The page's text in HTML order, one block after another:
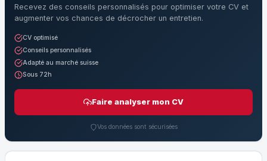
Recevez des conseils personnalisés pour optimiser votre CV et
augmenter vos chances de décrocher un entretien.
CV optimisé
Conseils personnalisés
Adapté au marché suisse
Sous 72h
Faire analyser mon CV
Vos données sont sécurisées